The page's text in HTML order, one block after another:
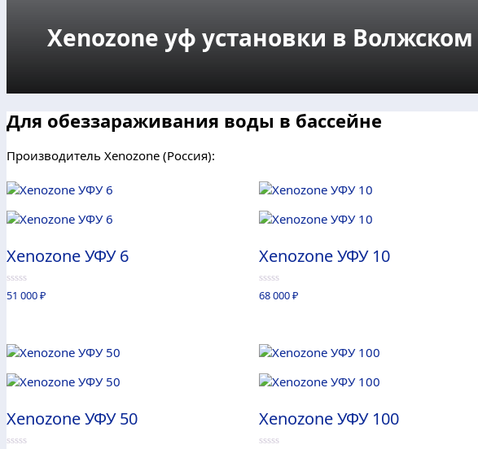
Xenozone уф установки в Волжском
Для обеззараживания воды в бассейне
Производитель Xenozone (Россия):
Xenozone УФУ 6
0
из
51 000₽
Xenozone УФУ 10
0
из
68 000₽
Xenozone УФУ 50 Xenozone УФУ 100